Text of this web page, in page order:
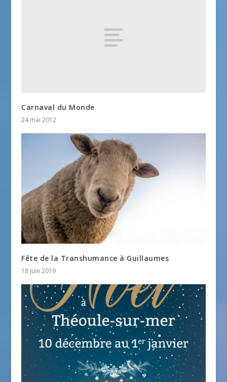
Carnaval du Monde
24 mai 2012
Fête de la Transhumance à Guillaumes
18 juin 2019